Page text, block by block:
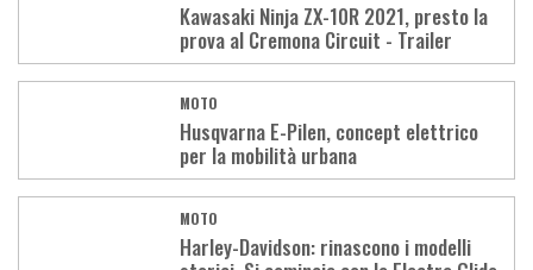
Kawasaki Ninja ZX-10R 2021, presto la
prova al Cremona Circuit - Trailer
MOTO
Husqvarna E-Pilen, concept elettrico
per la mobilità urbana
MOTO
Harley-Davidson: rinascono i modelli